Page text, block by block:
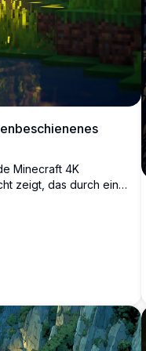
Minecraft 4K
zeigt, das durch ein